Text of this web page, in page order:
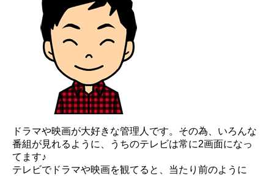
ドラマや映画が大好きな管理人です。その為、いろんな
番組が見れるように、うちのテレビは常に2画面になっ
てます♪
テレビでドラマや映画を観てると、当たり前のように